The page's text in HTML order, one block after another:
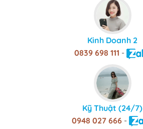
Kinh Doanh 2
0839 698 111 -
Kỹ Thuật (24/7)
0948 027 666-